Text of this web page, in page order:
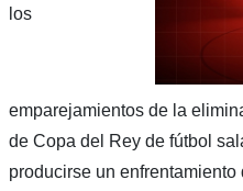
los
emparejamientos de la
de Copa del Rey de fútbol
producirse un